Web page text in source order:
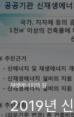
재생에너지의 길
2019년